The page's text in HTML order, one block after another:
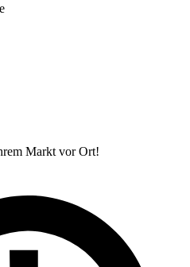
Markt vor Ort!